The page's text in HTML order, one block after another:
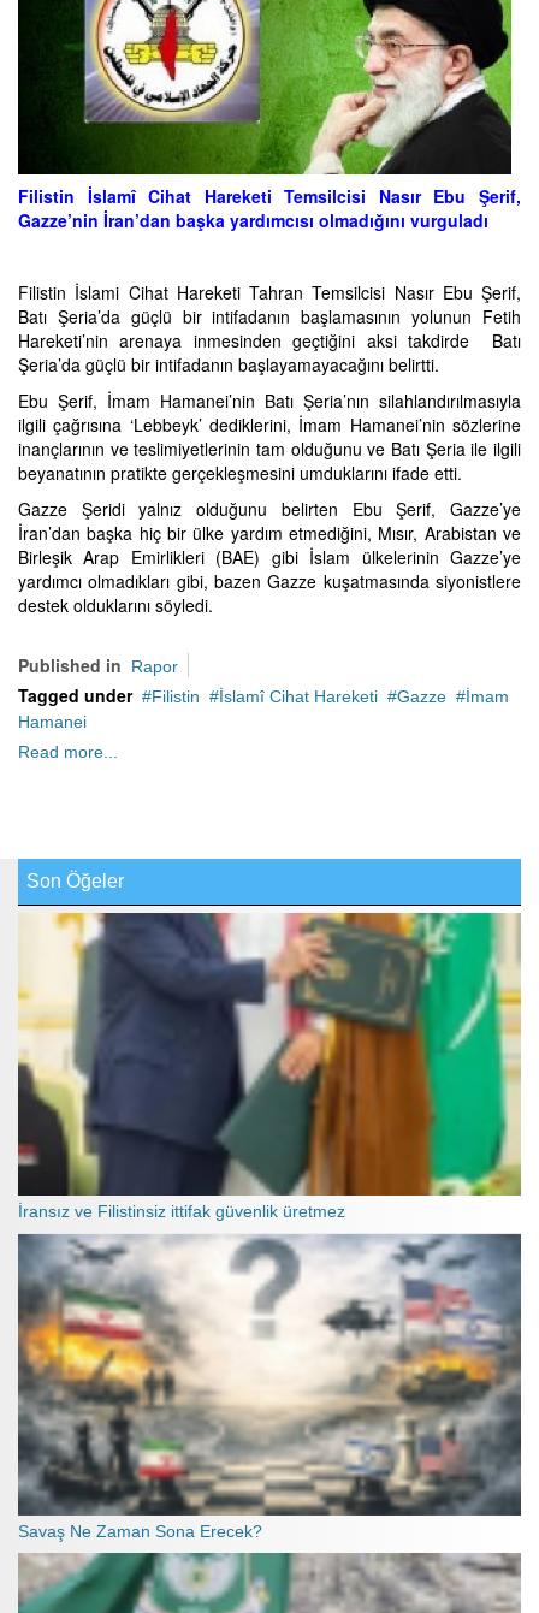
Filistin İslamî Cihat Hareketi Temsilcisi Nasır Ebu Şerif,
Gazze’nin İran’dan başka yardımcısı olmadığını vurguladı
Filistin İslami Cihat Hareketi Tahran Temsilcisi Nasır Ebu Şerif,
Batı Şeria’da güçlü bir intifadanın başlamasının yolunun Fetih
Hareketi’nin arenaya inmesinden geçtiğini aksi takdirde Batı
Şeria’da güçlü bir intifadanın başlayamayacağını belirtti.
Ebu Şerif, İmam Hamanei’nin Batı Şeria’nın silahlandırılmasıyla
ilgili çağrısına ‘Lebbeyk’ dediklerini, İmam Hamanei’nin sözlerine
inançlarının ve teslimiyetlerinin tam olduğunu ve Batı Şeria ile ilgili
beyanatının pratikte gerçekleşmesini umduklarını ifade etti.
Gazze Şeridi yalnız olduğunu belirten Ebu Şerif, Gazze’ye
İran’dan başka hiç bir ülke yardım etmediğini, Mısır, Arabistan ve
Birleşik Arap Emirlikleri (BAE) gibi İslam ülkelerinin Gazze’ye
yardımcı olmadıkları gibi, bazen Gazze kuşatmasında siyonistlere
destek olduklarını söyledi.
Published in Rapor
Tagged under Filistin İslamî Cihat Hareketi Gazze
İmam
Hamanei
Read more...
Son Öğeler
İransız ve Filistinsiz ittifak güvenlik üretmez
Savaş Ne Zaman Sona Erecek?